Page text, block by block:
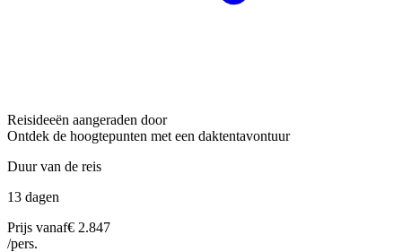
Reisideeën aangeraden door
Ontdek de hoogtepunten met een daktentavontuur
Duur van de reis
13 dagen
Prijs vanaf€ 2.847
/pers.